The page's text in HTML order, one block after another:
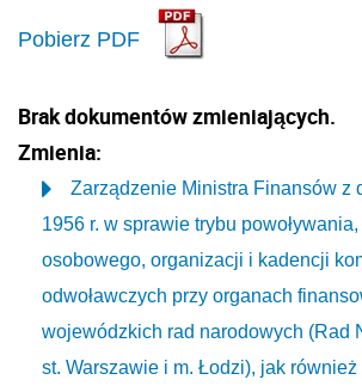
Pobierz PDF
Brak dokumentów zmieniających.
Zmienia:
Zarządzenie Ministra Finansów z
1956 r. w sprawie trybu powoływania,
osobowego, organizacji i kadencji
odwoławczych przy organach
wojewódzkich rad narodowych (Rad
st. Warszawie i m. Łodzi), jak